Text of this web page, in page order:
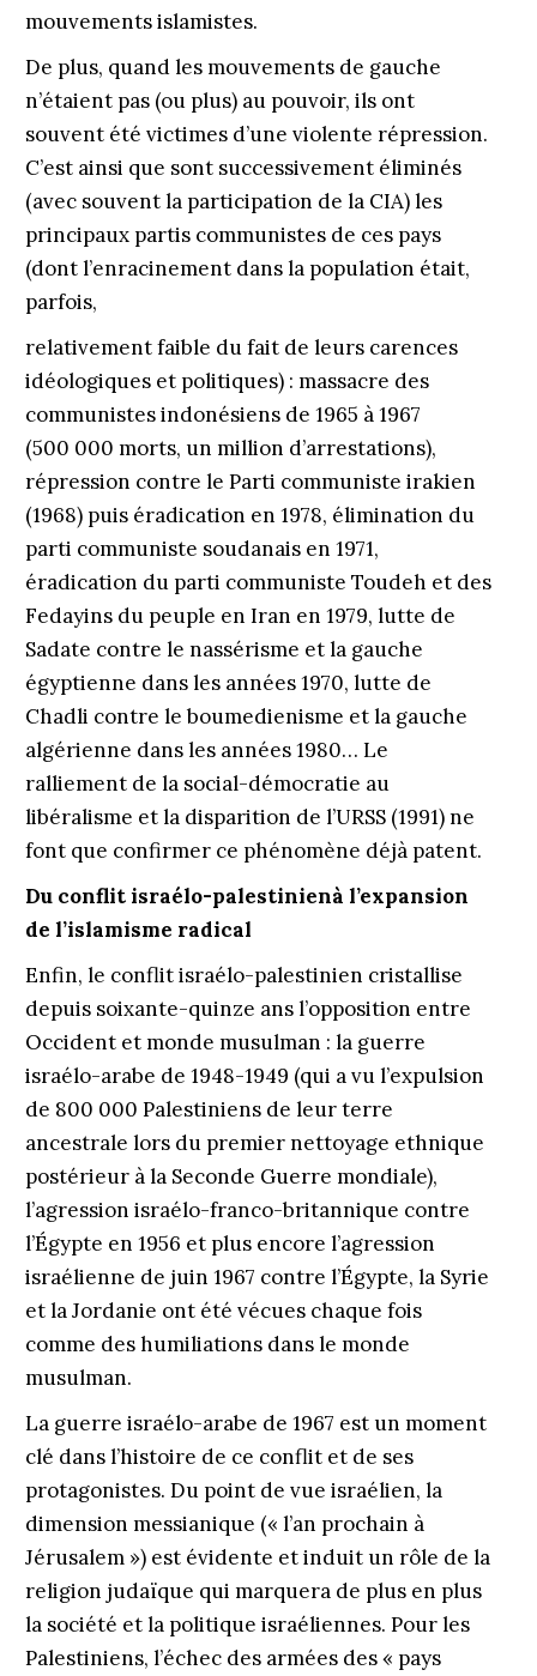
mouvements islamistes.
De plus, quand les mouvements de gauche
n’étaient pas (ou plus) au pouvoir, ils ont
souvent été victimes d’une violente répression.
C’est ainsi que sont successivement éliminés
(avec souvent la participation de la CIA) les
principaux partis communistes de ces pays
(dont l’enracinement dans la population était,
parfois,
relativement faible du fait de leurs carences
idéologiques et politiques) : massacre des
communistes indonésiens de 1965 à 1967
(500 000 morts, un million d’arrestations),
répression contre le Parti communiste irakien
(1968) puis éradication en 1978, élimination du
parti communiste soudanais en 1971,
éradication du parti communiste Toudeh et des
Fedayins du peuple en Iran en 1979, lutte de
Sadate contre le nassérisme et la gauche
égyptienne dans les années 1970, lutte de
Chadli contre le boumedienisme et la gauche
algérienne dans les années 1980… Le
ralliement de la social-démocratie au
libéralisme et la disparition de l’URSS (1991) ne
font que confirmer ce phénomène déjà patent.
Du conflit israélo-palestinienà l’expansion
de l’islamisme radical
Enfin, le conflit israélo-palestinien cristallise
depuis soixante-quinze ans l’opposition entre
Occident et monde musulman : la guerre
israélo-arabe de 1948-1949 (qui a vu l’expulsion
de 800 000 Palestiniens de leur terre
ancestrale lors du premier nettoyage ethnique
postérieur à la Seconde Guerre mondiale),
l’agression israélo-franco-britannique contre
l’Égypte en 1956 et plus encore l’agression
israélienne de juin 1967 contre l’Égypte, la Syrie
et la Jordanie ont été vécues chaque fois
comme des humiliations dans le monde
musulman.
La guerre israélo-arabe de 1967 est un moment
clé dans l’histoire de ce conflit et de ses
protagonistes. Du point de vue israélien, la
dimension messianique (« l’an prochain à
Jérusalem ») est évidente et induit un rôle de la
religion judaïque qui marquera de plus en plus
la société et la politique israéliennes. Pour les
Palestiniens, l’échec des armées des « pays